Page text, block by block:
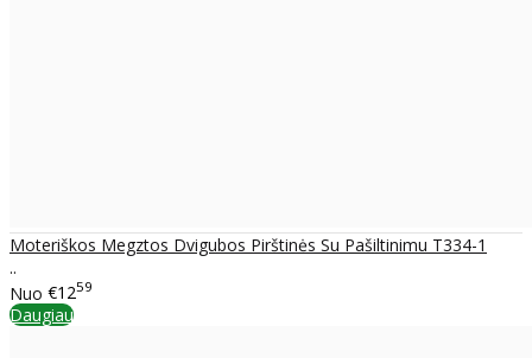
Moteriškos Megztos Dvigubos Pirštinės Su Pašiltinimu T334-1
..
Nuo €1259
Daugiau